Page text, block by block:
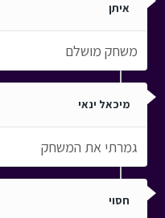
איתן
משחק מושלם
מיכאל ינאי
גמרתי את המשחק
חסוי